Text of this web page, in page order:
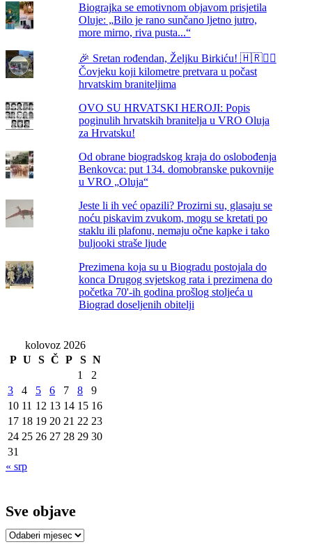
Biograjka se emotivnom objavom prisjetila
Oluje: „Bilo je rano sunčano ljetno jutro,
more mirno, riva pusta...“
🎉 Sretan rođendan, Željku Birkiću! 🇭🇷🏃‍♂️
Čovjeku koji kilometre pretvara u počast
hrvatskim braniteljima
OVO SU HRVATSKI HEROJI: Popis
poginulih hrvatskih branitelja u VRO Oluja
za Hrvatsku!
Od obrane biogradskog kraja do oslobođenja
Benkovca: put 134. domobranske pukovnije
u VRO „Oluja“
Jeste li ih već opazili? Prozirni su, glasaju se
noću piskavim zvukom, mogu se kretati po
staklu ili plafonu, nemaju očne kapke i tako
buljooki straše ljude
Prezimena koja su u Biogradu postojala do
konca Drugog svjetskog rata i prezimena do
početka 70'-ih godina prošlog stoljeća u
Biograd doseljenih obitelji
kolovoz 2026
P U S Č P S N
1
2
3
4 5 6 7 8
9
10 11 12 13 14 15 16
17 18 19 20 21 22 23
24 25 26 27 28 29 30
31
« srp
Sve objave
Sve